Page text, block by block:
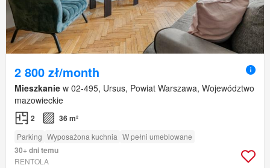
2 800 zł/month
Mieszkanie w 02-495, Ursus, Powiat Warszawa, Województwo
mazowieckie
2 36 m²
Parking Wyposażona kuchnia W pełni umeblowane
30+ dni temu
RENTOLA